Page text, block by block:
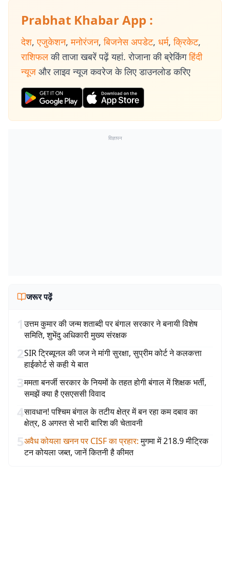
Prabhat Khabar App :
देश, एजुकेशन, मनोरंजन, बिजनेस अपडेट, धर्म, क्रिकेट,
राशिफल की ताजा खबरें पढ़ें यहां. रोजाना की ब्रेकिंग हिंदी
न्यूज और लाइव न्यूज कवरेज के लिए डाउनलोड करिए
विज्ञापन
जरूर पढ़ें
1उत्तम कुमार की जन्म शताब्दी पर बंगाल सरकार ने बनायी विशेष
समिति, शुभेंदु अधिकारी मुख्य संरक्षक
2SIR ट्रिब्यूनल की जज ने मांगी सुरक्षा, सुप्रीम कोर्ट ने कलकत्ता
हाईकोर्ट से कही ये बात
3ममता बनर्जी सरकार के नियमों के तहत होगी बंगाल में शिक्षक भर्ती,
समझें क्या है एसएससी विवाद
4सावधान! पश्चिम बंगाल के तटीय क्षेत्र में बन रहा कम दबाव का
क्षेत्र, 8 अगस्त से भारी बारिश की चेतावनी
5अवैध कोयला खनन पर CISF का प्रहार: मुगमा में 218.9 मीट्रिक
टन कोयला जब्त, जानें कितनी है कीमत